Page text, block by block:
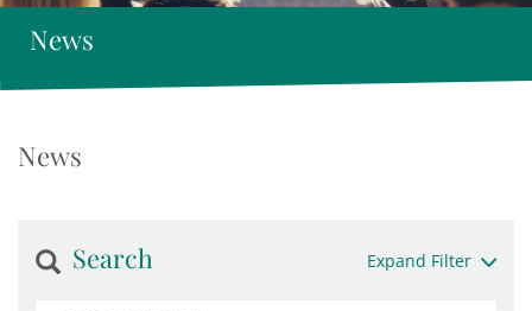
News
News
Search Expand Filter